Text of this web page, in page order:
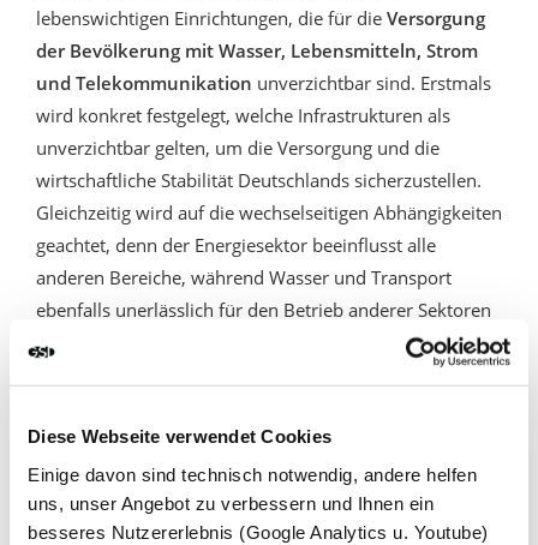
Diese Webseite verwendet Cookies
Einige davon sind technisch notwendig, andere helfen
uns, unser Angebot zu verbessern und Ihnen ein
besseres Nutzererlebnis (Google Analytics u. Youtube)
lebenswichtigen Einrichtungen, die für die Versorgung
der Bevölkerung mit Wasser, Lebensmitteln, Strom
und Telekommunikation unverzichtbar sind. Erstmals
wird konkret festgelegt, welche Infrastrukturen als
unverzichtbar gelten, um die Versorgung und die
wirtschaftliche Stabilität Deutschlands sicherzustellen.
Gleichzeitig wird auf die wechselseitigen Abhängigkeiten
geachtet, denn der Energiesektor beeinflusst alle
anderen Bereiche, während Wasser und Transport
ebenfalls unerlässlich für den Betrieb anderer Sektoren
sind.
bundesweite und sektorenübergreifende Regelung für
den physischen Schutz kritischer Infrastrukturen. Dazu
zählen die Strom- und Wasserversorgung, die
Nahrungsmittelversorgung, Telekommunikation und